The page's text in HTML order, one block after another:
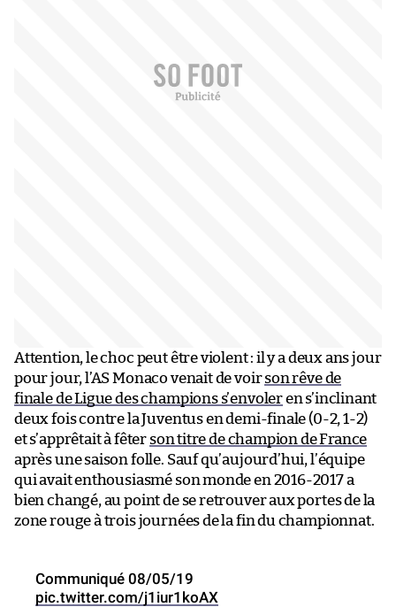
Attention, le choc peut être violent : il y a deux ans jour
pour jour, l’AS Monaco venait de voirson rêve de
finale de Ligue des champions s’envoleren s’inclinant
deux fois contre la Juventus en demi-finale (0-2, 1-2)
et s’apprêtait à fêter son titre de champion de France
après une saison folle. Sauf qu’aujourd’hui, l’équipe
qui avait enthousiasmé son monde en 2016-2017 a
bien changé, au point de se retrouver aux portes de la
zone rouge à trois journées de la fin du championnat.
Communiqué 08/05/19
pic.twitter.com/j1iur1koAX